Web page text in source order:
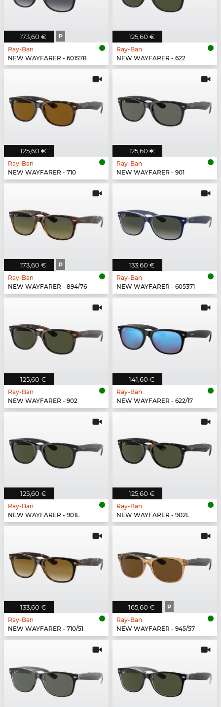
173,60 € P
Ray-Ban
NEW WAYFARER - 601S78
125,60 €
Ray-Ban
NEW WAYFARER - 622
125,60 €
Ray-Ban
NEW WAYFARER - 710
125,60 €
Ray-Ban
NEW WAYFARER - 901
173,60 € P
Ray-Ban
NEW WAYFARER - 894/76
133,60 €
Ray-Ban
NEW WAYFARER - 605371
125,60 €
Ray-Ban
NEW WAYFARER - 902
141,60 €
Ray-Ban
NEW WAYFARER - 622/17
125,60 €
Ray-Ban
NEW WAYFARER - 901L
125,60 €
Ray-Ban
NEW WAYFARER - 902L
133,60 €
Ray-Ban
NEW WAYFARER - 710/51
165,60 € P
Ray-Ban
NEW WAYFARER - 945/57